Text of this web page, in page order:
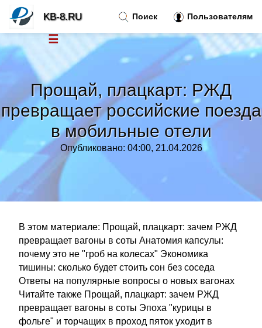
Прощай, плацкарт: РЖД
превращает российские поезда
в мобильные отели
Опубликовано: 04:00, 21.04.2026
В этом материале: Прощай, плацкарт: зачем РЖД
превращает вагоны в соты Анатомия капсулы:
почему это не "гроб на колесах" Экономика
тишины: сколько будет стоить сон без соседа
Ответы на популярные вопросы о новых вагонах
Читайте также Прощай, плацкарт: зачем РЖД
превращает вагоны в соты Эпоха "курицы в
фольге" и торчащих в проход пяток уходит в
Поиск Пользователям
KB-8.RU
☰
Новости
Тренды новостей
Рубрики»
Правила »
Контакт»